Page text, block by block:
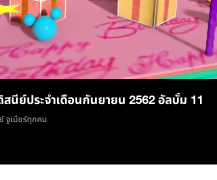
/
นีย์ประจำเดือนกันยายน 2562 อัลบั้ม 11
จูเนียร์ทุกคน